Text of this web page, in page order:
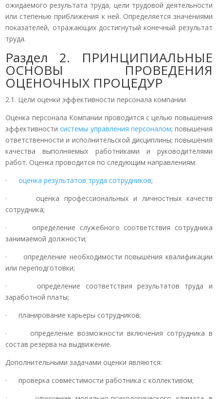
ожидаемого результата труда, цели трудовой деятельности
или степенью приближения к ней. Определяется значениями
показателей, отражающих достигнутый конечный результат
труда.
Раздел 2. ПРИНЦИПИАЛЬНЫЕ
ОСНОВЫ ПРОВЕДЕНИЯ
ОЦЕНОЧНЫХ ПРОЦЕДУР
2.1. Цели оценки эффективности персонала компании
Оценка персонала Компании проводится с целью повышения
эффективностисистемы управления персоналом; повышения
ответственности и исполнительской дисциплины; повышения
качества выполняемых работниками и руководителями
работ. Оценка проводится по следующим направлениям:
·оценка результатов труда сотрудников;
· оценка профессиональных и личностных качеств
сотрудника;
· определение служебного соответствия сотрудника
занимаемой должности;
· определение необходимости повышения квалификации
или переподготовки;
· определение соответствия результатов труда и
заработной платы;
· планирование карьеры сотрудников;
· определение возможности включения сотрудника в
состав резерва на выдвижение.
Дополнительными задачами оценки являются:
· проверка совместимости работника с коллективом;